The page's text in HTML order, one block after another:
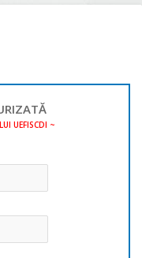
UEFISCDI ~